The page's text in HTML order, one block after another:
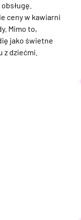
ceny w kawiarni
Mimo to,
jako świetne
z dziećmi.